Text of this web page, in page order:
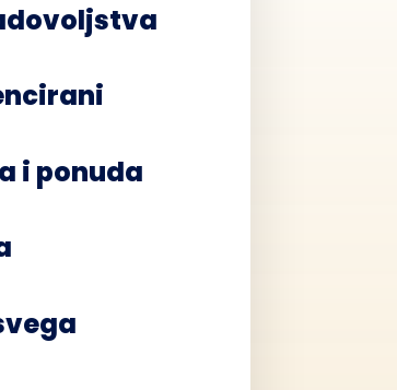
i ponuda